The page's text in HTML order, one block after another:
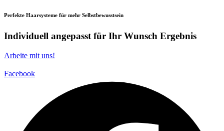
Perfekte Haarsysteme für mehr Selbstbewusstsein
Individuell angepasst für Ihr Wunsch Ergebnis
Arbeite mit uns!
Facebook